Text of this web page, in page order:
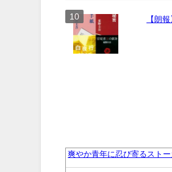
【朗
爽やか青年に忍び寄るスト